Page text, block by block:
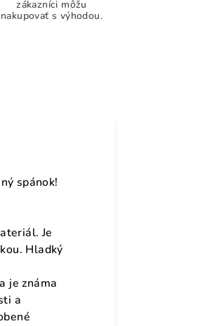
zákazníci môžu
nakupovať s výhodou.
spánok!
Je
Hladký
je známa
a